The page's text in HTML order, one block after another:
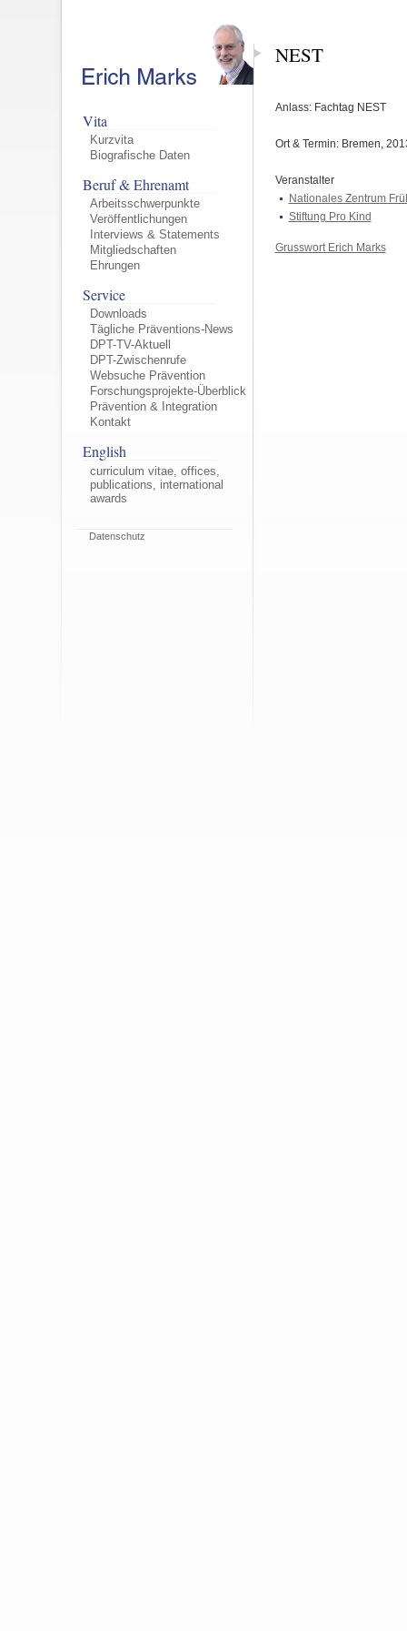
Vita
Kurzvita
Biografische Daten
Beruf & Ehrenamt
Arbeitsschwerpunkte
Veröffentlichungen
Interviews & Statements
Mitgliedschaften
Ehrungen
Service
Downloads
Tägliche Präventions-News
DPT-TV-Aktuell
DPT-Zwischenrufe
Websuche Prävention
Forschungsprojekte-Überblick
Prävention & Integration
Kontakt
English
curriculum vitae, offices,
publications, international
awards
Datenschutz
NEST
Anlass: Fachtag NEST
Ort & Termin: Bremen,
Veranstalter
Nationales Zentrum
Stiftung Pro Kind
Grusswort Erich Marks